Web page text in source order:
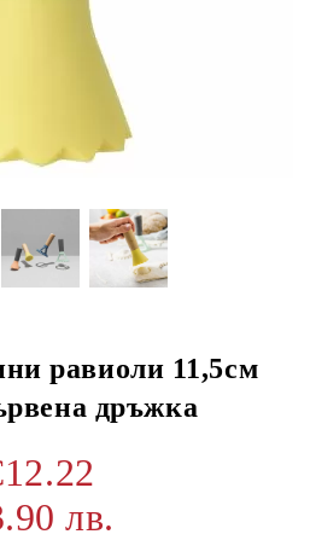
равиоли 11,5см
дръжка
лв.